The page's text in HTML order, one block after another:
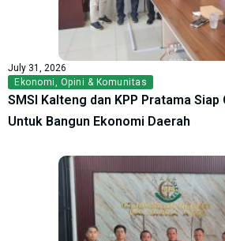
July 31, 2026
Ekonomi, Opini & Komunitas
SMSI Kalteng dan KPP Pratama
Untuk Bangun Ekonomi Daerah